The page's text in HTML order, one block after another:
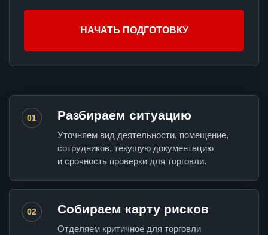
НАЧАТЬ ПОДГОТОВКУ
01 Разбираем ситуацию
Уточняем вид деятельности, помещение,
сотрудников, текущую документацию
и срочность проверки для торговли.
02 Собираем карту рисков
Отделяем критичное для торговли